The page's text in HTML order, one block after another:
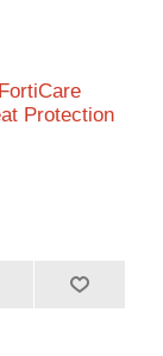
Protection